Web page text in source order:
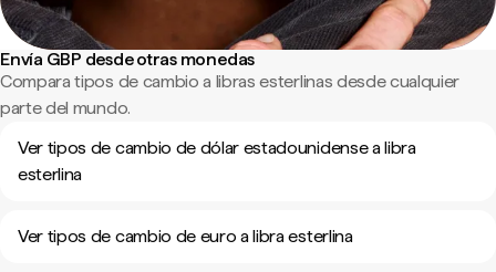
Envía GBP desde otras monedas
Compara tipos de cambio a libras esterlinas desde cualquier
parte del mundo.
Ver tipos de cambio de dólar estadounidense a libra
esterlina
Ver tipos de cambio de euro a libra esterlina